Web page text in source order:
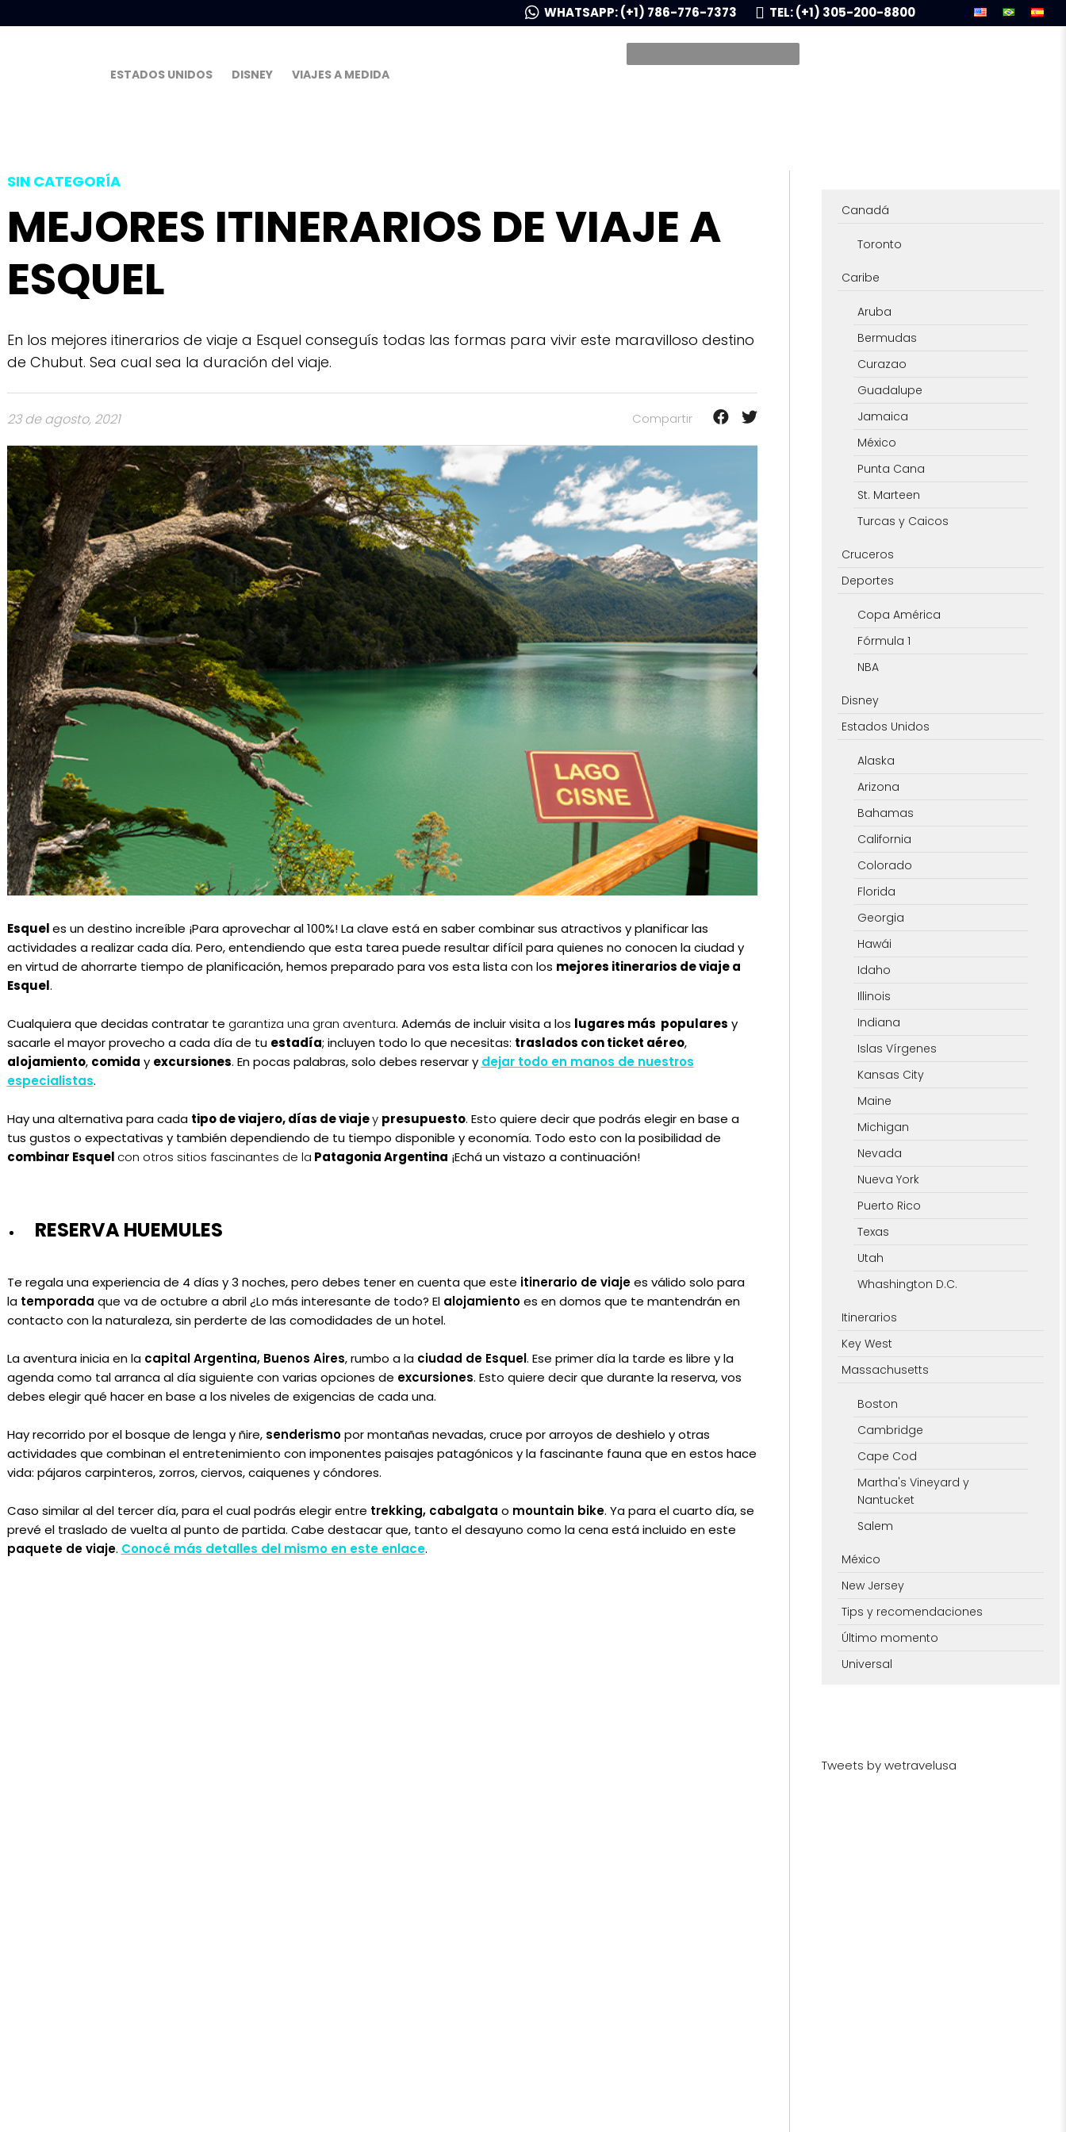
WHATSAPP: (+1) 786-776-7373 TEL: (+1) 305-200-8800
ESTADOS UNIDOS DISNEY VIAJES A MEDIDA
SIN CATEGORÍA
MEJORES ITINERARIOS DE VIAJE A
ESQUEL
En los mejores itinerarios de viaje a Esquel conseguís todas las formas para vivir este maravilloso destino
de Chubut. Sea cual sea la duración del viaje.
23 de agosto, 2021 Compartir
Esqueles un destino increíble ¡Para aprovechar al 100%! La clave está en saber combinar sus atractivos y planificar las
actividades a realizar cada día. Pero, entendiendo que esta tarea puede resultar difícil para quienes no conocen la ciudad y
en virtud de ahorrarte tiempo de planificación, hemos preparado para vos esta lista con los mejores itinerarios de viaje a
Esquel.
Cualquiera que decidas contratar te garantiza una gran aventura. Además de incluir visita a los lugares más populares y
sacarle el mayor provecho a cada día de tu estadía; incluyen todo lo que necesitas: traslados con ticket aéreo,
alojamiento, comida y excursiones. En pocas palabras, solo debes reservar y dejar todo en manos de nuestros
especialistas.
Hay una alternativa para cada tipo de viajero, días de viajey presupuesto. Esto quiere decir que podrás elegir en base a
tus gustos o expectativas y también dependiendo de tu tiempo disponible y economía. Todo esto con la posibilidad de
combinar Esquel con otros sitios fascinantes de la Patagonia Argentina ¡Echá un vistazo a continuación!
RESERVA HUEMULES
Te regala una experiencia de 4 días y 3 noches, pero debes tener en cuenta que este itinerario de viajees válido solo para
latemporada que va de octubre a abril ¿Lo más interesante de todo? El alojamientoes en domos que te mantendrán en
contacto con la naturaleza, sin perderte de las comodidades de un hotel.
La aventura inicia en la capital Argentina, Buenos Aires, rumbo a la ciudad de Esquel. Ese primer día la tarde es libre y la
agenda como tal arranca al día siguiente con varias opciones de excursiones. Esto quiere decir que durante la reserva, vos
debes elegir qué hacer en base a los niveles de exigencias de cada una.
Hay recorrido por el bosque de lenga y ñire, senderismopor montañas nevadas, cruce por arroyos de deshielo y otras
actividades que combinan el entretenimiento con imponentes paisajes patagónicos y la fascinante fauna que en estos hace
vida: pájaros carpinteros, zorros, ciervos, caiquenes y cóndores.
Caso similar al del tercer día, para el cual podrás elegir entre trekking, cabalgata o mountain bike. Ya para el cuarto día, se
prevé el traslado de vuelta al punto de partida. Cabe destacar que, tanto el desayuno como la cena está incluido en este
paquete de viaje. Conocé más detalles del mismo en este enlace.
Canadá
Toronto
Caribe
Aruba
Bermudas
Curazao
Guadalupe
Jamaica
México
Punta Cana
St. Marteen
Turcas y Caicos
Cruceros
Deportes
Copa América
Fórmula 1
NBA
Disney
Estados Unidos
Alaska
Arizona
Bahamas
California
Colorado
Florida
Georgia
Hawái
Idaho
Illinois
Indiana
Islas Vírgenes
Kansas City
Maine
Michigan
Nevada
Nueva York
Puerto Rico
Texas
Utah
Whashington D.C.
Itinerarios
Key West
Massachusetts
Boston
Cambridge
Cape Cod
Martha's Vineyard y
Nantucket
Salem
México
New Jersey
Tips y recomendaciones
Último momento
Universal
Tweets by wetravelusa